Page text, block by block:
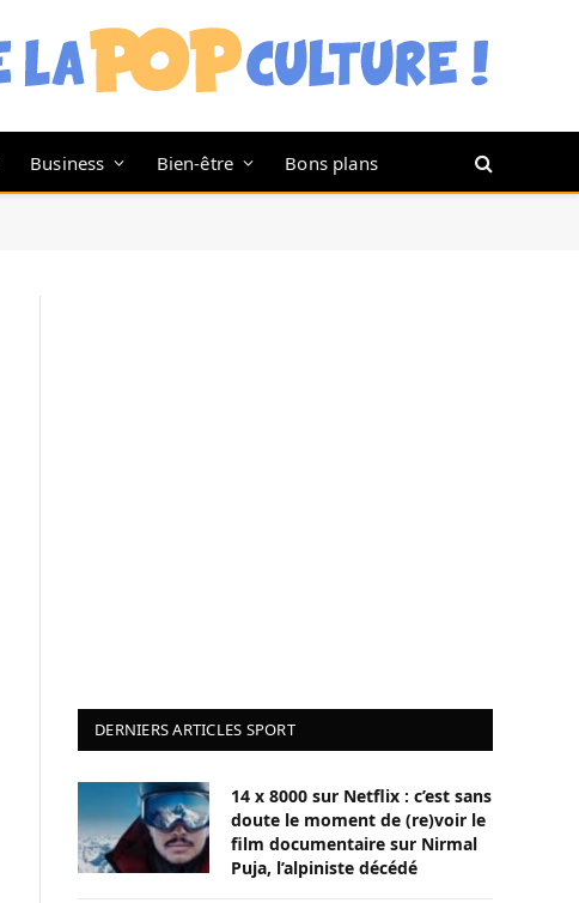
Business Bien-être Bons plans
DERNIERS ARTICLES SPORT
14 x 8000 sur Netflix : c’est sans
doute le moment de (re)voir le
film documentaire sur Nirmal
Puja, l’alpiniste décédé